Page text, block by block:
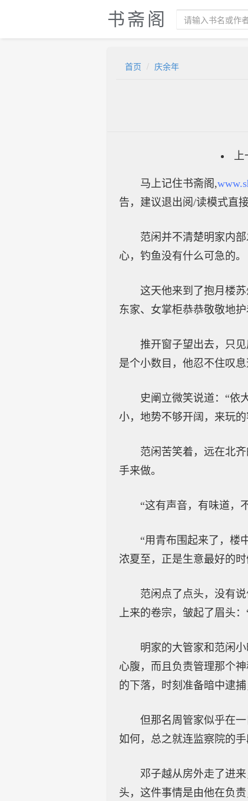
书斋阁
首页 庆余年
上
马上记住书斋阁,
告，建议退出阅/读模式直
范闲并不清楚明家内
心，钓鱼没有什么可急的。
这天他来到了抱月楼
东家、女掌柜恭恭敬敬地
推开窗子望出去，只
是个小数目，他忍不住叹
史阐立微笑说道：“依
小，地势不够开阔，来玩
范闲苦笑着，远在北
手来做。
“这有声音，有味道，
“用青布围起来了，楼
浓夏至，正是生意最好的
范闲点了点头，没有
上来的卷宗，皱起了眉头
明家的大管家和范闲
心腹，而且负责管理那个
的下落，时刻准备暗中逮
但那名周管家似乎在
如何，总之就连监察院的
邓子越从房外走了进
头，这件事情是由他在负